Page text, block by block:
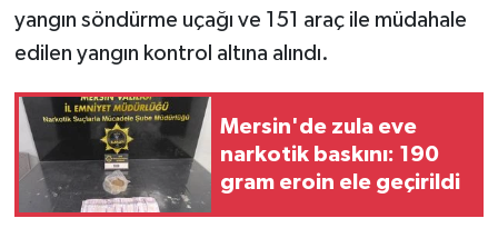
yangın söndürme uçağı ve 151 araç ile müdahale
edilen yangın kontrol altına alındı.
Mersin'de zula eve
narkotik baskını: 190
gram eroin ele geçirildi